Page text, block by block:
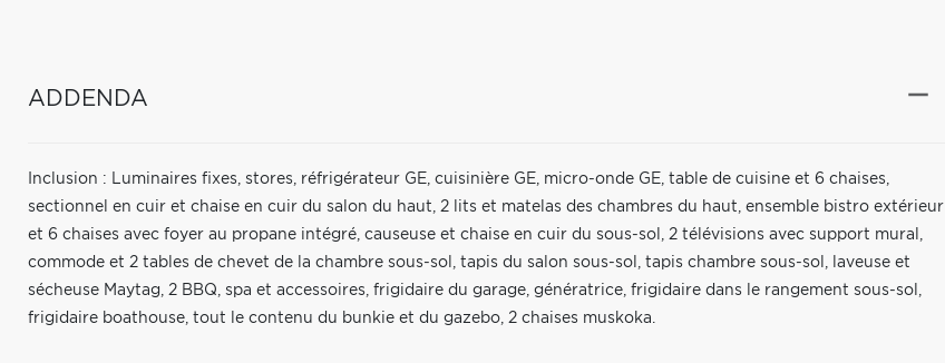
ADDENDA
Inclusion : Luminaires fixes, stores, réfrigérateur GE, cuisinière GE, micro-onde GE, table de cuisine et 6 chaises,
sectionnel en cuir et chaise en cuir du salon du haut, 2 lits et matelas des chambres du haut, ensemble bistro extérieur
et 6 chaises avec foyer au propane intégré, causeuse et chaise en cuir du sous-sol, 2 télévisions avec support mural,
commode et 2 tables de chevet de la chambre sous-sol, tapis du salon sous-sol, tapis chambre sous-sol, laveuse et
sécheuse Maytag, 2 BBQ, spa et accessoires, frigidaire du garage, génératrice, frigidaire dans le rangement sous-sol,
frigidaire boathouse, tout le contenu du bunkie et du gazebo, 2 chaises muskoka.